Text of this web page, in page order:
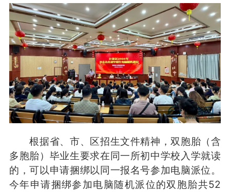
根据省、市、区招生文件精神，双胞胎（含
多胞胎）毕业生要求在同一所初中学校入学就读
的，可以申请捆绑以同一报名号参加电脑派位。
今年申请捆绑参加电脑随机派位的双胞胎共52